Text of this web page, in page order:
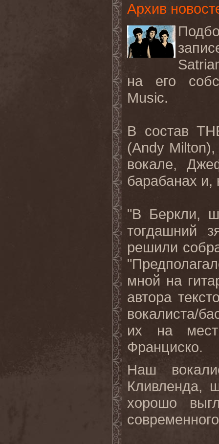
Архив
на его
Music.
В состав
(Andy Milton),
вокале,
барабанах и,
"В Беркли,
тогдашний
решили
мной на
автора
вокалиста/
их на
Франциско.
Наш
Кливленда,
хорошо